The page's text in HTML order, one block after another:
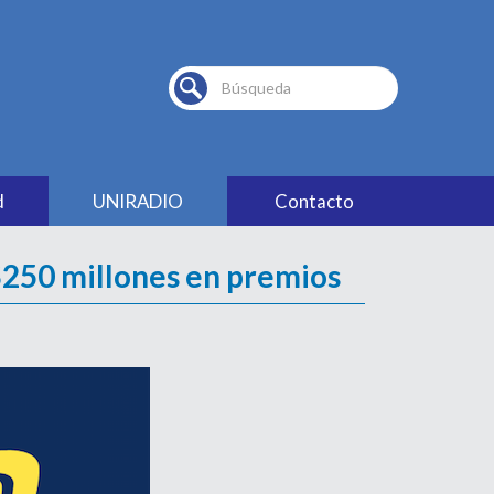
Buscar...
UNIRADIO Contacto
millones en premios